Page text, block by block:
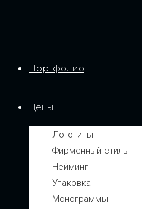
Портфолио
Цены
Логотипы
Фирменный стиль
Нейминг
Упаковка
Монограммы